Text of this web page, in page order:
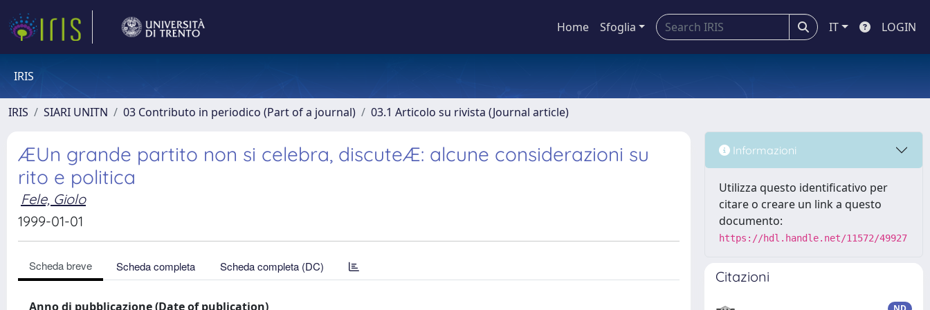
Home Sfoglia IT LOGIN
IRIS
IRIS SIARI UNITN 03 Contributo in periodico (Part of a journal) 03.1 Articolo su rivista (Journal article)
ÆUn grande partito non si celebra, discuteÆ: alcune considerazioni su
rito e politica
Fele, Giolo
1999-01-01
Scheda breve Scheda completa Scheda completa (DC)
Anno di pubblicazione (Date of publication)
Informazioni
Utilizza questo identificativo per
citare o creare un link a questo
documento:
https://hdl.handle.net/11572/49927
Citazioni